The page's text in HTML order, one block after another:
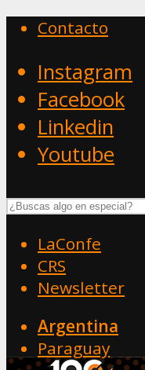
Contacto
Instagram
Facebook
Linkedin
Youtube
LaConfe
CRS
Newsletter
Argentina
Paraguay